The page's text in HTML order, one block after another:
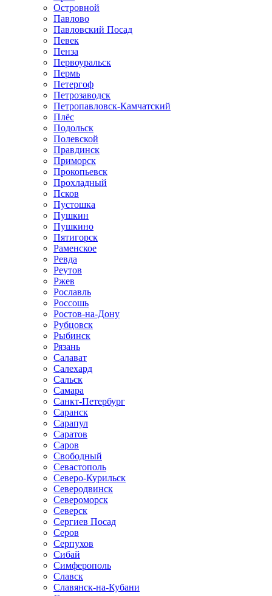
Островной
Павлово
Павловский Посад
Певек
Пенза
Первоуральск
Пермь
Петергоф
Петрозаводск
Петропавловск-Камчатский
Плёс
Подольск
Полевской
Правдинск
Приморск
Прокопьевск
Прохладный
Псков
Пустошка
Пушкин
Пушкино
Пятигорск
Раменское
Ревда
Реутов
Ржев
Рославль
Россошь
Ростов-на-Дону
Рубцовск
Рыбинск
Рязань
Салават
Салехард
Сальск
Самара
Санкт-Петербург
Саранск
Сарапул
Саратов
Саров
Свободный
Севастополь
Северо-Курильск
Северодвинск
Североморск
Северск
Сергиев Посад
Серов
Серпухов
Сибай
Симферополь
Славск
Славянск-на-Кубани